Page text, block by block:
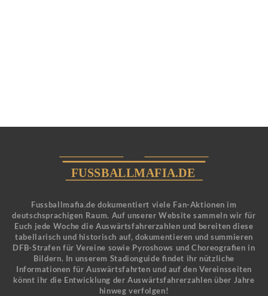
Fussballmafia.de dokumentiert viele Fan-Aktionen im
deutschsprachigen Raum. Auf unserer Website sammeln wir für
Euch jede Woche die Auswärtsfahrerzahlen und bereiten diese
tabellarisch und historisch auf, dokumentieren und summieren
DFB-Strafen für Vereine sowie Pyroshows und Choreografien in
Bildern. In unserem Stadionguide findet ihr nützliche
Informationen für Auswärtsfahrten und auf den Vereinsseiten
könnt ihr die Entwicklung der Auswärtsfahrerzahlen über Jahre
hinweg verfolgen!